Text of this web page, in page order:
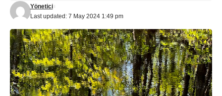
Last updated: 7 May 2024 1:49 pm
Yönetici